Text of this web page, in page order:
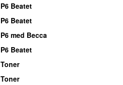
P6 Beatet
P6 Beatet
P6 med Becca
P6 Beatet
Toner
Toner